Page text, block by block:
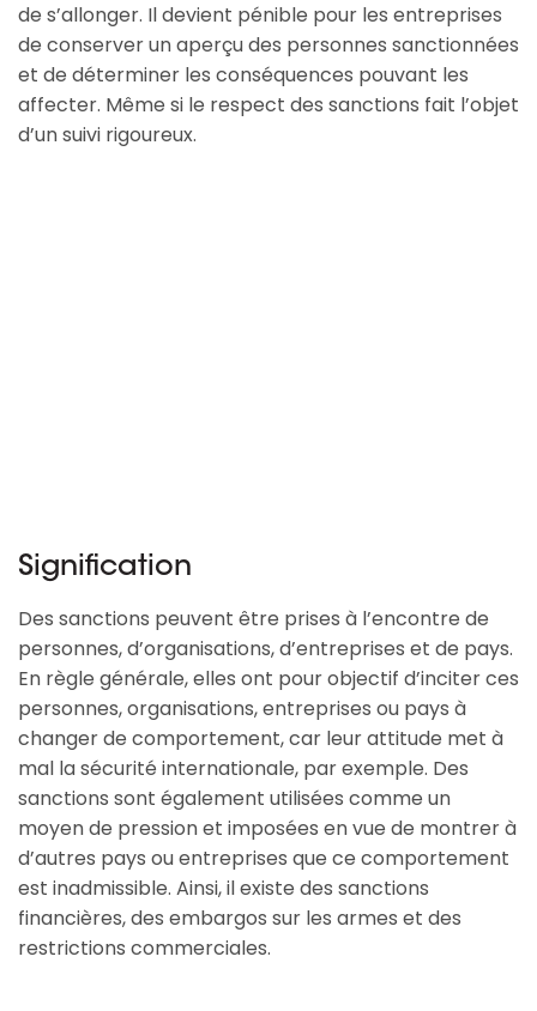
de s’allonger. Il devient pénible pour les entreprises
de conserver un aperçu des personnes sanctionnées
et de déterminer les conséquences pouvant les
affecter. Même si le respect des sanctions fait l’objet
d’un suivi rigoureux.
Signification
Des sanctions peuvent être prises à l’encontre de
personnes, d’organisations, d’entreprises et de pays.
En règle générale, elles ont pour objectif d’inciter ces
personnes, organisations, entreprises ou pays à
changer de comportement, car leur attitude met à
mal la sécurité internationale, par exemple. Des
sanctions sont également utilisées comme un
moyen de pression et imposées en vue de montrer à
d’autres pays ou entreprises que ce comportement
est inadmissible. Ainsi, il existe des sanctions
financières, des embargos sur les armes et des
restrictions commerciales.